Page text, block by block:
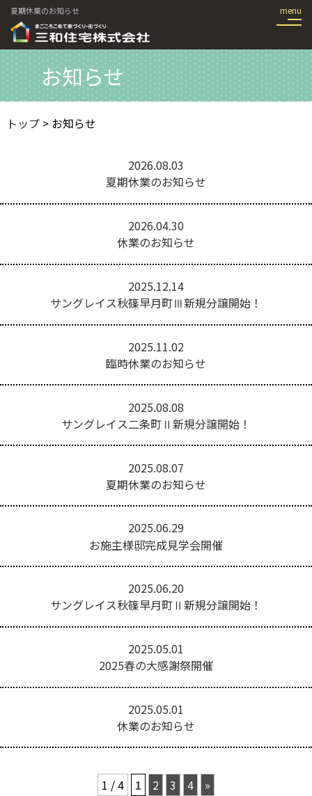
夏期休業のお知らせ
お知らせ
トップ> お知らせ
2026.08.03
夏期休業のお知らせ
2026.04.30
休業のお知らせ
2025.12.14
サングレイス秋篠早月町Ⅲ新規分譲開始！
2025.11.02
臨時休業のお知らせ
2025.08.08
サングレイス二条町Ⅱ新規分譲開始！
2025.08.07
夏期休業のお知らせ
2025.06.29
お施主様邸完成見学会開催
2025.06.20
サングレイス秋篠早月町Ⅱ新規分譲開始！
2025.05.01
2025春の大感謝祭開催
2025.05.01
休業のお知らせ
1 / 4 1 2 3 4 »